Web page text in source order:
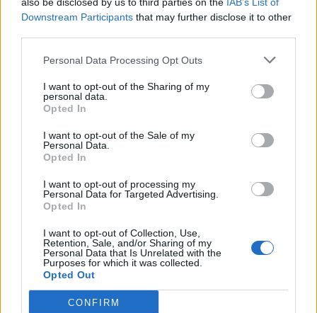
Downstream Participants that may further disclose it to other
Personal Data Processing Opt Outs
I want to opt-out of the Sharing of my
personal data.
Opted In
I want to opt-out of the Sale of my
Personal Data.
Opted In
I want to opt-out of processing my
Personal Data for Targeted Advertising.
Opted In
I want to opt-out of Collection, Use,
Retention, Sale, and/or Sharing of my
Personal Data that Is Unrelated with the
Purposes for which it was collected.
Opted Out
CONFIRM
Γιάννης Χατζής, πρόεδρος ΠΟΞ: «Ο ελληνικός
τουρισμός άντεξε τις διεθνείς κρίσεις, αλλά
χρειάζονται γενναίες αλλαγές για να παραμείνει
ανταγωνιστικός» (ηχητικό)